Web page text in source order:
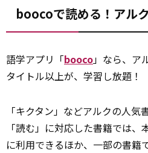
boocoで読める！アル
語学アプリ「booco」なら、ア
タイトル以上が、学習し放題！
「キクタン」などアルクの人気
「読む」に対応した書籍では
に利用できるほか、一部の書籍